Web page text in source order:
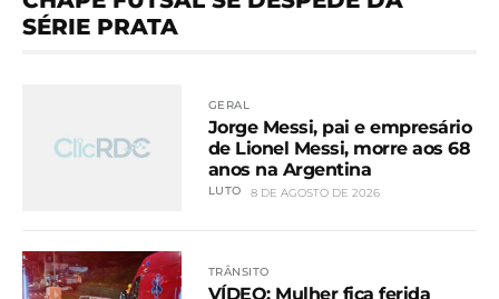
SÉRIE PRATA
GERAL
Jorge Messi, pai e empresário
de Lionel Messi, morre aos 68
anos na Argentina
LUTO 8 DE AGOSTO DE 2026
TRÂNSITO
VÍDEO: Mulher fica ferida